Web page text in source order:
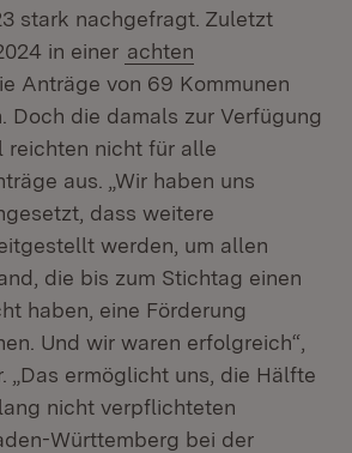
stark nachgefragt. Zuletzt
in einer achten
Anträge von 69 Kommunen
Doch die damals zur Verfügung
reichten nicht für alle
aus. „Wir haben uns
dass weitere
werden, um allen
die bis zum Stichtag einen
haben, eine Förderung
Und wir waren erfolgreich“,
„Das ermöglicht uns, die Hälfte
nicht verpflichteten
Württemberg bei der